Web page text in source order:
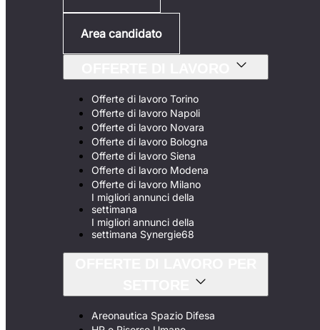
Area candidato
Offerte di lavoro Torino
Offerte di lavoro Napoli
Offerte di lavoro Novara
Offerte di lavoro Bologna
Offerte di lavoro Siena
Offerte di lavoro Modena
Offerte di lavoro Milano
I migliori annunci della
settimana
I migliori annunci della
settimana Synergie68
Areonautica Spazio Difesa